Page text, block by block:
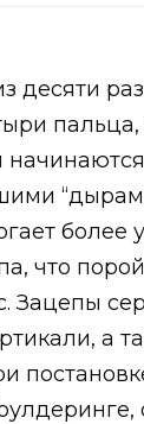
десяти
более
что
Зацепы
а